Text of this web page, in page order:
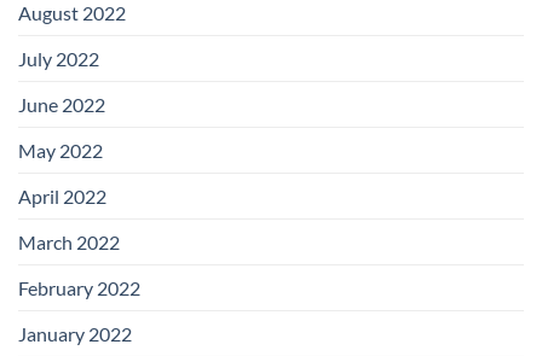
August 2022
July 2022
June 2022
May 2022
April 2022
March 2022
February 2022
January 2022